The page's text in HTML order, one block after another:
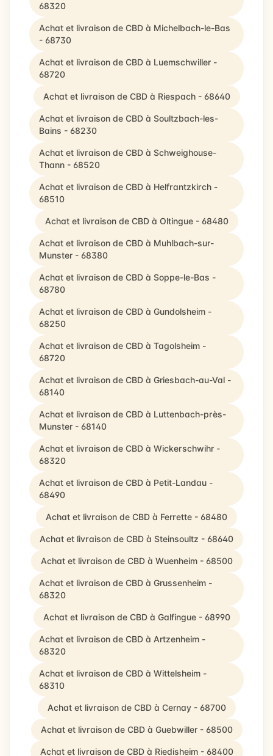
68320
Achat et livraison de CBD à Michelbach-le-Bas
- 68730
Achat et livraison de CBD à Luemschwiller -
68720
Achat et livraison de CBD à Riespach - 68640
Achat et livraison de CBD à Soultzbach-les-
Bains - 68230
Achat et livraison de CBD à Schweighouse-
Thann - 68520
Achat et livraison de CBD à Helfrantzkirch -
68510
Achat et livraison de CBD à Oltingue - 68480
Achat et livraison de CBD à Muhlbach-sur-
Munster - 68380
Achat et livraison de CBD à Soppe-le-Bas -
68780
Achat et livraison de CBD à Gundolsheim -
68250
Achat et livraison de CBD à Tagolsheim -
68720
Achat et livraison de CBD à Griesbach-au-Val -
68140
Achat et livraison de CBD à Luttenbach-près-
Munster - 68140
Achat et livraison de CBD à Wickerschwihr -
68320
Achat et livraison de CBD à Petit-Landau -
68490
Achat et livraison de CBD à Ferrette - 68480
Achat et livraison de CBD à Steinsoultz - 68640
Achat et livraison de CBD à Wuenheim - 68500
Achat et livraison de CBD à Grussenheim -
68320
Achat et livraison de CBD à Galfingue - 68990
Achat et livraison de CBD à Artzenheim -
68320
Achat et livraison de CBD à Wittelsheim -
68310
Achat et livraison de CBD à Cernay - 68700
Achat et livraison de CBD à Guebwiller - 68500
Achat et livraison de CBD à Riedisheim - 68400